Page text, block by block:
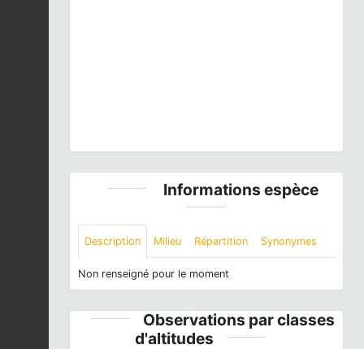
Informations espèce
Description Milieu Répartition Synonymes
Non renseigné pour le moment
Observations par classes
d'altitudes